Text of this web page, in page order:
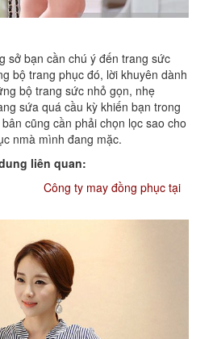
sở bạn cần chú ý đến trang sức
bộ trang phục đó, lời khuyên dành
bộ trang sức nhỏ gọn, nhẹ
sứa quá cầu kỳ khiến bạn trong
cũng cần phải chọn lọc sao cho
nmà mình đang mặc.
liên quan:
Công ty may đồng phục tại